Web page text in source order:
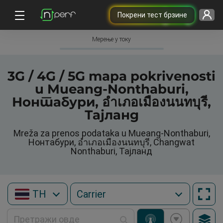
Покрени тест брзине
Мерење у току
3G / 4G / 5G mapa pokrivenosti
u Mueang-Nonthaburi,
Нонтабури, อำเภอเมืองนนทบุรี,
Тајланд
Mreža za prenos podataka u Mueang-Nonthaburi,
Нонтабури, อำเภอเมืองนนทบุรี, Changwat
Nonthaburi, Тајланд
TH